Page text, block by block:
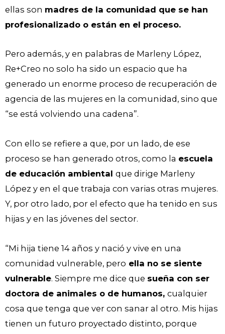
ellas son madres de la comunidad que se han
profesionalizado o están en el proceso.
Pero además, y en palabras de Marleny López,
Re+Creo no solo ha sido un espacio que ha
generado un enorme proceso de recuperación de
agencia de las mujeres en la comunidad, sino que
“se está volviendo una cadena”.
Con ello se refiere a que, por un lado, de ese
proceso se han generado otros, como la escuela
de educación ambiental que dirige Marleny
López y en el que trabaja con varias otras mujeres.
Y, por otro lado, por el efecto que ha tenido en sus
hijas y en las jóvenes del sector.
“Mi hija tiene 14 años y nació y vive en una
comunidad vulnerable, pero ella no se siente
vulnerable. Siempre me dice que sueña con ser
doctora de animales o de humanos, cualquier
cosa que tenga que ver con sanar al otro. Mis hijas
tienen un futuro proyectado distinto, porque